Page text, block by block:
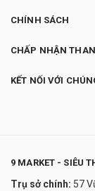
CHÍNH SÁCH
CHẤP NHẬN
KẾT NỐI VỚI
9 MARKET - SIÊU
Trụ sở chính: 57